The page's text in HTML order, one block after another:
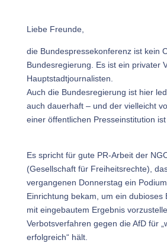
Liebe Freunde,
die Bundespressekonferenz ist kein
Bundesregierung. Es ist ein privater
Hauptstadtjournalisten.
Auch die Bundesregierung ist hier
auch dauerhaft – und der vielleicht
einer öffentlichen Presseinstitution ist
Es spricht für gute PR-Arbeit der
(Gesellschaft für Freiheitsrechte),
vergangenen Donnerstag ein
Einrichtung bekam, um ein dubioses
mit eingebautem Ergebnis
Verbotsverfahren gegen die AfD für
erfolgreich“ hält.